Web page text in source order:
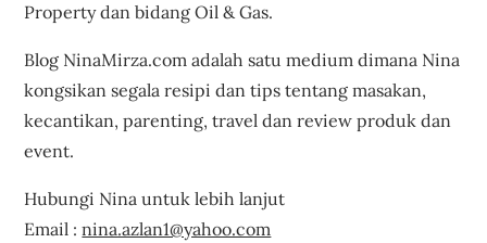
Property dan bidang Oil & Gas.
Blog NinaMirza.com adalah satu medium dimana Nina
kongsikan segala resipi dan tips tentang masakan,
kecantikan, parenting, travel dan review produk dan
event.
Hubungi Nina untuk lebih lanjut
Email :nina.azlan1@yahoo.com